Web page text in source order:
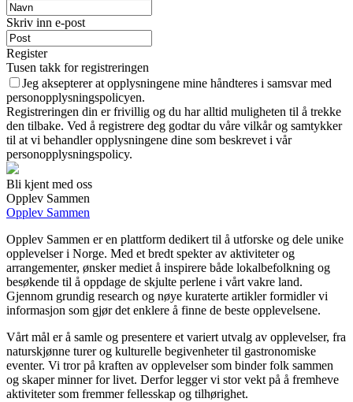
Skriv inn e-post
Register
Tusen takk for registreringen
Jeg aksepterer at opplysningene mine håndteres i samsvar med
personopplysningspolicyen.
Registreringen din er frivillig og du har alltid muligheten til å trekke
den tilbake. Ved å registrere deg godtar du våre vilkår og samtykker
til at vi behandler opplysningene dine som beskrevet i vår
personopplysningspolicy.
Bli kjent med oss
Opplev Sammen
Opplev Sammen
Opplev Sammen er en plattform dedikert til å utforske og dele unike
opplevelser i Norge. Med et bredt spekter av aktiviteter og
arrangementer, ønsker mediet å inspirere både lokalbefolkning og
besøkende til å oppdage de skjulte perlene i vårt vakre land.
Gjennom grundig research og nøye kuraterte artikler formidler vi
informasjon som gjør det enklere å finne de beste opplevelsene.
Vårt mål er å samle og presentere et variert utvalg av opplevelser, fra
naturskjønne turer og kulturelle begivenheter til gastronomiske
eventer. Vi tror på kraften av opplevelser som binder folk sammen
og skaper minner for livet. Derfor legger vi stor vekt på å fremheve
aktiviteter som fremmer fellesskap og tilhørighet.